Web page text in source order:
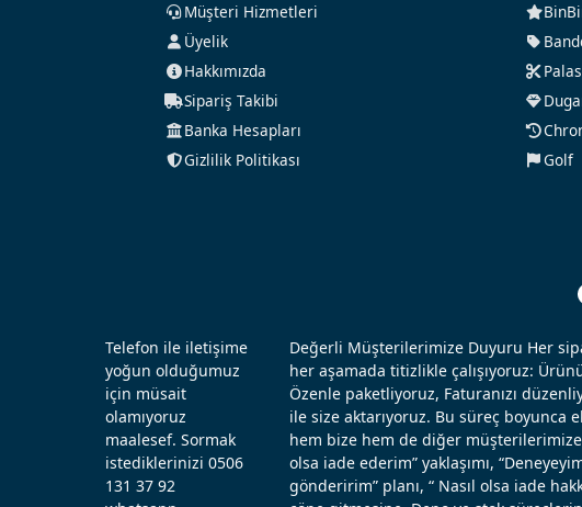
Müşteri Hizmetleri
Üyelik
Hakkımızda
Sipariş Takibi
Banka Hesapları
Gizlilik Politikası
Golf
Telefon ile iletişime
yoğun olduğumuz
için müsait
olamıyoruz
maalesef. Sormak
istediklerinizi 0506
131 37 92
Değerli Müşterilerimize Duyuru Her
her aşamada titizlikle çalışıyoruz:
Özenle paketliyoruz, Faturanızı
ile size aktarıyoruz. Bu süreç boyunca
hem bize hem de diğer
olsa iade ederim” yaklaşımı,
gönderirim” planı, “ Nasıl olsa iade